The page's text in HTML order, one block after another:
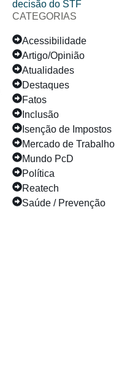
CATEGORIAS
Acessibilidade
Artigo/Opinião
Atualidades
Destaques
Fatos
Inclusão
Isenção de Impostos
Mercado de Trabalho
Mundo PcD
Política
Reatech
Saúde / Prevenção